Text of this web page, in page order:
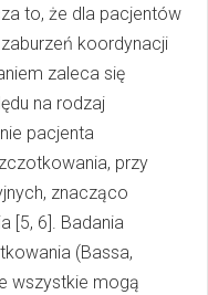
to, że dla pacjentów
koordynacji
zaleca się
na rodzaj
pacjenta
przy
znacząco
[5, 6]. Badania
(Bassa,
wszystkie mogą